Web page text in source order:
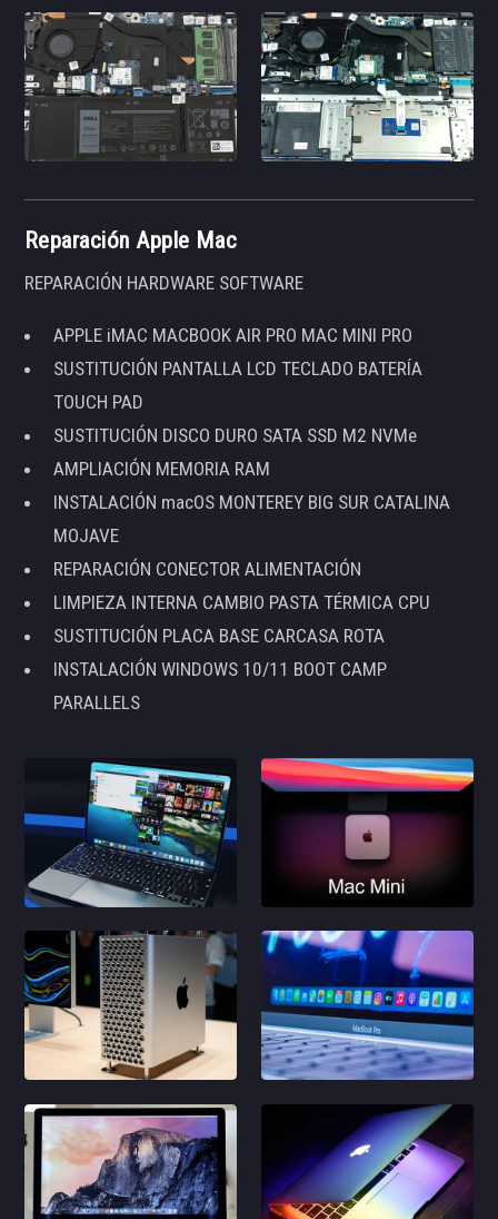
Reparación Apple Mac
REPARACIÓN HARDWARE SOFTWARE
APPLE iMAC MACBOOK AIR PRO MAC MINI PRO
SUSTITUCIÓN PANTALLA LCD TECLADO BATERÍA
TOUCH PAD
SUSTITUCIÓN DISCO DURO SATA SSD M2 NVMe
AMPLIACIÓN MEMORIA RAM
INSTALACIÓN macOS MONTEREY BIG SUR CATALINA
MOJAVE
REPARACIÓN CONECTOR ALIMENTACIÓN
LIMPIEZA INTERNA CAMBIO PASTA TÉRMICA CPU
SUSTITUCIÓN PLACA BASE CARCASA ROTA
INSTALACIÓN WINDOWS 10/11 BOOT CAMP
PARALLELS